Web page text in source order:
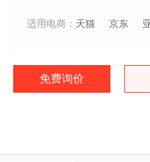
适用电商： 天猫 京东
免费询价